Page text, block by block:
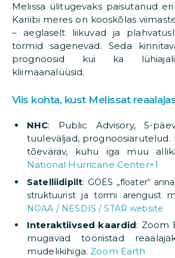
Melissa ülitugevaks paisutanud
Kariibi meres on kooskõlas
– aeglaselt liikuvad ja
tormid sagenevad. Seda
prognoosid kui ka
kliimaanalüüsid.
Viis kohta, kust Melissat
NHC: Public Advisory, 5-
tuuleväljad,
tõevärav, kuhu iga muu
National Hurricane Center+1
Satelliidipilt: GOES „floater“
struktuurist ja tormi arengust
NOAA / NESDIS / STAR website
Interaktiivsed kaardid: Zoom
mugavad tööriistad
mudelikihiga. Zoom Earth